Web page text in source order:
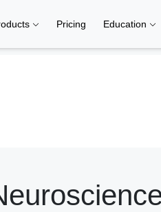
Pricing Education